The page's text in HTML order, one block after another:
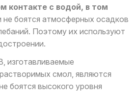
контакте с водой, в том
не боятся атмосферных осадков
Поэтому их используют
изготавливаемые
смол, являются
боятся высокого уровня